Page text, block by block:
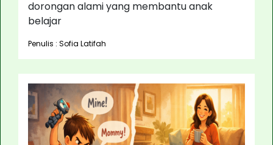
dorongan alami yang membantu anak
belajar
Penulis : Sofia Latifah